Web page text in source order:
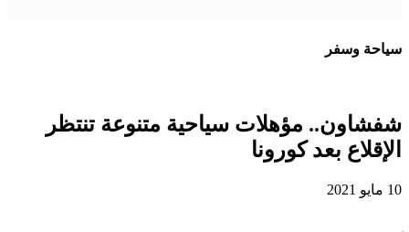
سياحة وسفر
شفشاون.. مؤهلات سياحية متنوعة تنتظر
الإقلاع بعد كورونا
10 مايو 2021